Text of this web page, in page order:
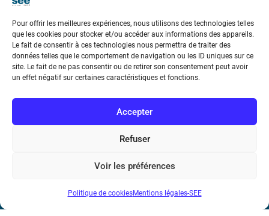
Pour offrir les meilleures expériences, nous utilisons des technologies telles
que les cookies pour stocker et/ou accéder aux informations des appareils.
Le fait de consentir à ces technologies nous permettra de traiter des
données telles que le comportement de navigation ou les ID uniques sur ce
site. Le fait de ne pas consentir ou de retirer son consentement peut avoir
un effet négatif sur certaines caractéristiques et fonctions.
Accepter
Refuser
Voir les préférences
Politique de cookiesMentions légales-SEE